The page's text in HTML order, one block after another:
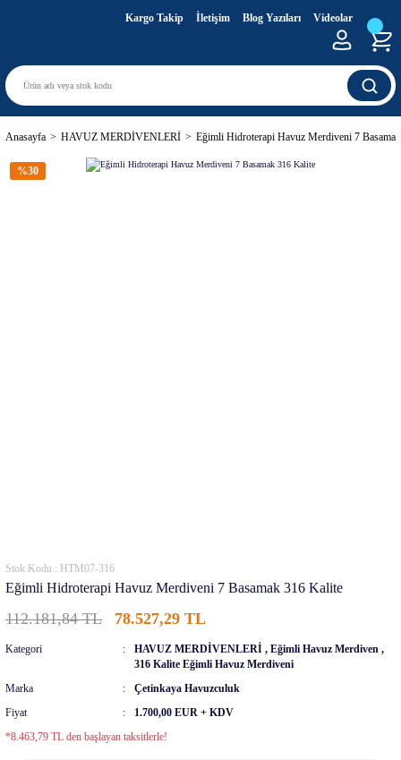
Kargo Takip İletişim Blog Yazıları Videolar
Anasayfa HAVUZ MERDİVENLERİ Eğimli Hidroterapi Havuz Merdiveni 7
%30
Stok Kodu : HTM07-316
Eğimli Hidroterapi Havuz Merdiveni 7 Basamak 316 Kalite
112.181,84 TL 78.527,29 TL
Kategori HAVUZ MERDİVENLERİ , Eğimli Havuz Merdiven ,
316 Kalite Eğimli Havuz Merdiveni
Marka
Çetinkaya Havuzculuk
Fiyat
1.700,00 EUR + KDV
*8.463,79 TL den başlayan taksitlerle!